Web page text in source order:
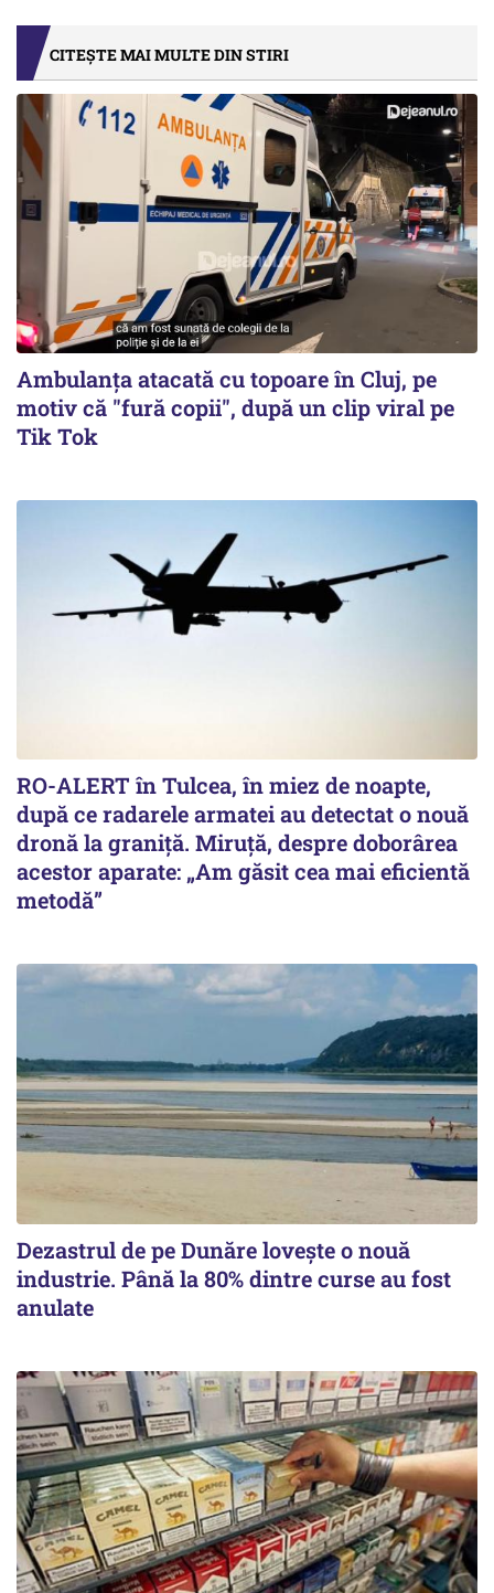
CITEȘTE MAI MULTE DIN STIRI
Ambulanța atacată cu topoare în Cluj, pe
motiv că "fură copii", după un clip viral pe
Tik Tok
RO-ALERT în Tulcea, în miez de noapte,
după ce radarele armatei au detectat o nouă
dronă la graniță. Miruță, despre doborârea
acestor aparate: „Am găsit cea mai eficientă
metodă”
Dezastrul de pe Dunăre lovește o nouă
industrie. Până la 80% dintre curse au fost
anulate